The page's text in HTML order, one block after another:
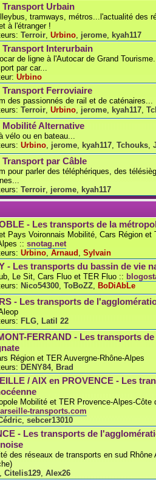
Transport Urbain
tramways, métros...l'actualité des
à l'étranger !
Terroir Urbino jerome kyah117
Transport Interurbain
de ligne à l'Autocar de Grand
par car...
Urbino
Transport Ferroviaire
des passionnés de rail et de caténaires...
Terroir Urbino jerome kyah117
Mobilité Alternative
vélo ou en bateau...
Urbino jerome kyah117 Tchouks
Transport par Câble
pour parler des téléphériques, des
Terroir jerome kyah117
- Les transports de la
Pays Voironnais Mobilité, Cars Région et
:: snotag.net
Urbino Arnaud Sylvain
- Les transports du bassin de vie
Le Sit, Cars Fluo et TER Fluo ::
Nico54300 ToBoZZ BoDiAbLe
- Les transports de
FLG Latil 22
FERRAND - Les transports
Région et TER Auvergne-Rhône-Alpes
DENY84, Brad
/ AIX en PROVENCE - Les
Mobilité et TER Provence-Alpes-Côte
transports.com
sebcer13010
- Les transports de
des réseaux de transports en sud Rhône
Citelis129 Alex26